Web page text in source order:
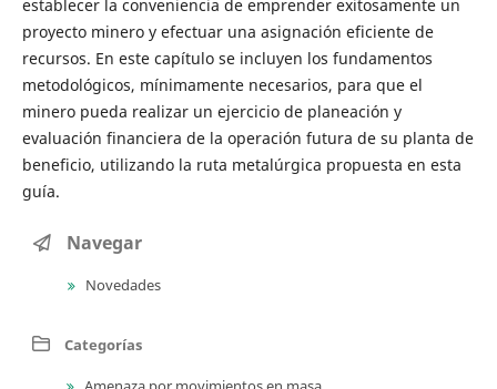
establecer la conveniencia de emprender exitosamente un
proyecto minero y efectuar una asignación eficiente de
recursos. En este capítulo se incluyen los fundamentos
metodológicos, mínimamente necesarios, para que el
minero pueda realizar un ejercicio de planeación y
evaluación financiera de la operación futura de su planta de
beneficio, utilizando la ruta metalúrgica propuesta en esta
guía.
Navegar
Novedades
Categorías